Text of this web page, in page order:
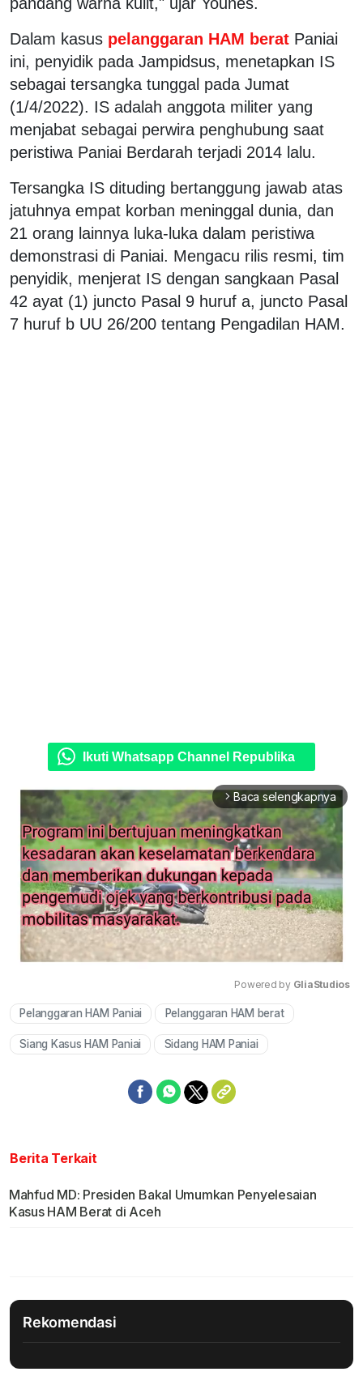
Dalam kasus pelanggaran HAM berat Paniai
ini, penyidik pada Jampidsus, menetapkan IS
sebagai tersangka tunggal pada Jumat
(1/4/2022). IS adalah anggota militer yang
menjabat sebagai perwira penghubung saat
peristiwa Paniai Berdarah terjadi 2014 lalu.
Tersangka IS dituding bertanggung jawab atas
jatuhnya empat korban meninggal dunia, dan
21 orang lainnya luka-luka dalam peristiwa
demonstrasi di Paniai. Mengacu rilis resmi, tim
penyidik, menjerat IS dengan sangkaan Pasal
42 ayat (1) juncto Pasal 9 huruf a, juncto Pasal
7 huruf b UU 26/200 tentang Pengadilan HAM.
Ikuti Whatsapp Channel Republika
arrow_forward_ios Baca selengkapnya
Powered by GliaStudios
Pelanggaran HAM Paniai Pelanggaran HAM berat
Siang Kasus HAM Paniai Sidang HAM Paniai
Berita Terkait
Mahfud MD: Presiden Bakal Umumkan Penyelesaian
Kasus HAM Berat di Aceh
Rekomendasi